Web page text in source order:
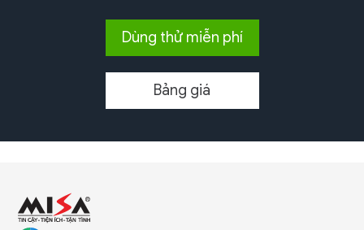
Dùng thử miễn phí
Bảng giá